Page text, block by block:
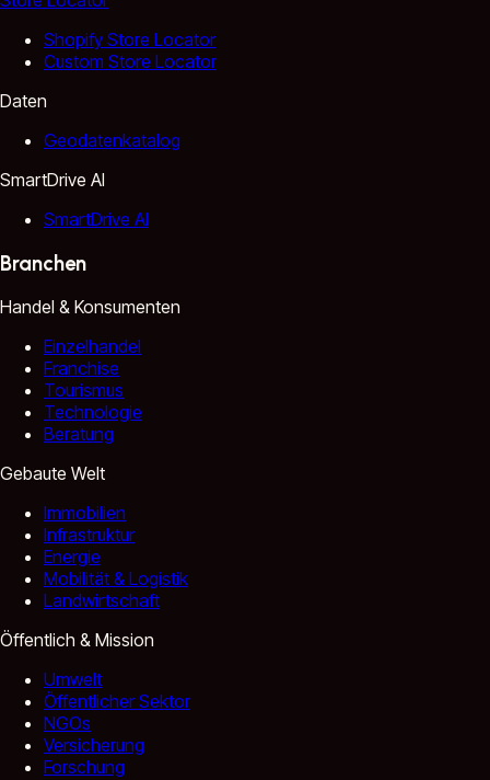
Shopify Store Locator
Custom Store Locator
Daten
Geodatenkatalog
SmartDrive AI
SmartDrive AI
Branchen
Handel & Konsumenten
Einzelhandel
Franchise
Tourismus
Technologie
Beratung
Gebaute Welt
Immobilien
Infrastruktur
Energie
Mobilität & Logistik
Landwirtschaft
Öffentlich & Mission
Umwelt
Öffentlicher Sektor
NGOs
Versicherung
Forschung